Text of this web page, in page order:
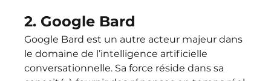
2. Google Bard
Google Bard est un autre acteur majeur dans
le domaine de l’intelligence artificielle
conversationnelle. Sa force réside dans sa